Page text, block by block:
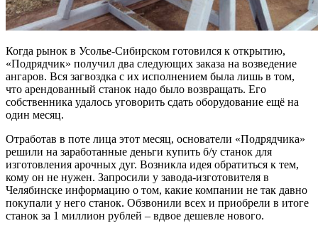
Когда рынок в Усолье-Сибирском готовился к открытию,
«Подрядчик» получил два следующих заказа на возведение
ангаров. Вся загвоздка с их исполнением была лишь в том,
что арендованный станок надо было возвращать. Его
собственника удалось уговорить сдать оборудование ещё на
один месяц.
Отработав в поте лица этот месяц, основатели «Подрядчика»
решили на заработанные деньги купить б/у станок для
изготовления арочных дуг. Возникла идея обратиться к тем,
кому он не нужен. Запросили у завода-изготовителя в
Челябинске информацию о том, какие компании не так давно
покупали у него станок. Обзвонили всех и приобрели в итоге
станок за 1 миллион рублей – вдвое дешевле нового.